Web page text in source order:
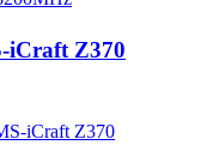
iCraft Z370